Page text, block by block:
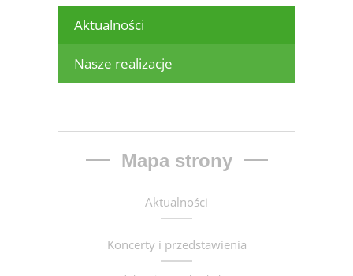
Aktualności
Nasze realizacje
Mapa strony
Aktualności
Koncerty i przedstawienia